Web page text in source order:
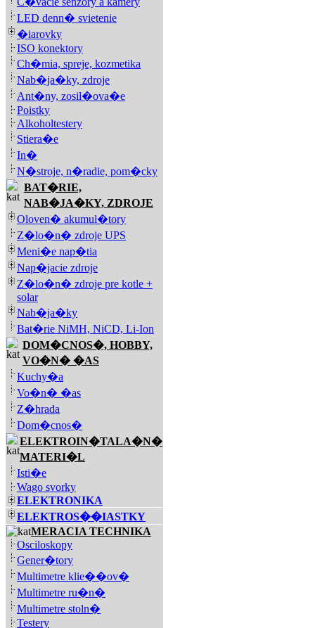
LED denn� svietenie
�iarovky
ISO konektory
Ch�mia, spreje, kozmetika
Nab�ja�ky, zdroje
Ant�ny, zosil�ova�e
Poistky
Alkoholtestery
Stiera�e
In�
N�stroje, n�radie, pom�cky
BAT�RIE,
NAB�JA�KY, ZDROJE
Oloven� akumul�tory
Z�lo�n� zdroje UPS
Meni�e nap�tia
Nap�jacie zdroje
Z�lo�n� zdroje pre kotle +
solar
Nab�ja�ky
Bat�rie NiMH, NiCD, Li-Ion
DOM�CNOS�, HOBBY,
VO�N� �AS
Kuchy�a
Vo�n� �as
Z�hrada
Dom�cnos�
ELEKTROIN�TALA�N�
MATERI�L
Isti�e
Wago svorky
ELEKTRONIKA
ELEKTROS��IASTKY
MERACIA TECHNIKA
Osciloskopy
Gener�tory
Multimetre klie��ov�
Multimetre ru�n�
Multimetre stoln�
Testery